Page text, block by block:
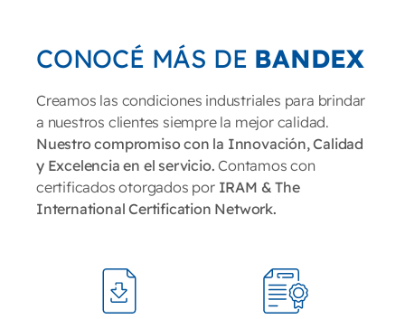
CONOCÉ MÁS DE BANDEX
Creamos las condiciones industriales para brindar
a nuestros clientes siempre la mejor calidad.
Nuestro compromiso con la Innovación, Calidad
y Excelencia en el servicio.Contamos con
certificados otorgados por IRAM & The
International Certification Network.